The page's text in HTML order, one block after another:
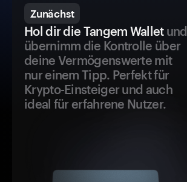
Zunächst
Hol dir die Tangem Walletund
übernimm die Kontrolle über
deine Vermögenswerte mit
nur einem Tipp. Perfekt für
Krypto-Einsteiger und auch
ideal für erfahrene Nutzer.